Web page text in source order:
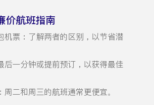
价航班指南
机票：了解两者的区别，以节省潜
后一分钟或提前预订，以获得最佳
周二和周三的航班通常更便宜。